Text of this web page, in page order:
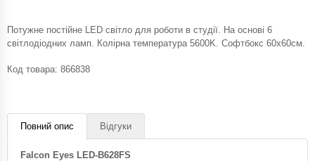
Потужне постійне LED світло для роботи в студії. На основі 6
світлодіодних ламп. Колірна температура 5600K. Софтбокс 60х60см.
Код товара: 866838
Повний опис Відгуки
Falcon Eyes LED-B628FS